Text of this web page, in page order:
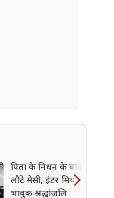
पिता के निधन के बाद रोसारियो
लौटे मेसी, इंटर मियामी ने दी
भावुक श्रद्धांजलि